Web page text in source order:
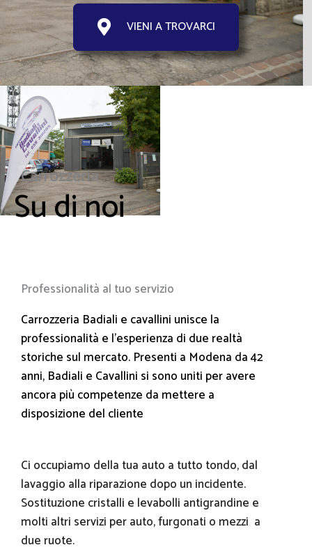
VIENI A TROVARCI
Carrozzeria
Su di noi
Professionalità al tuo servizio
Carrozzeria Badiali e cavallini unisce la
professionalità e l’esperienza di due realtà
storiche sul mercato. Presenti a Modena da 42
anni, Badiali e Cavallini si sono uniti per avere
ancora più competenze da mettere a
disposizione del cliente
Ci occupiamo della tua auto a tutto tondo, dal
lavaggio alla riparazione dopo un incidente.
Sostituzione cristalli e levabolli antigrandine e
molti altri servizi per auto, furgonati o mezzi a
due ruote.